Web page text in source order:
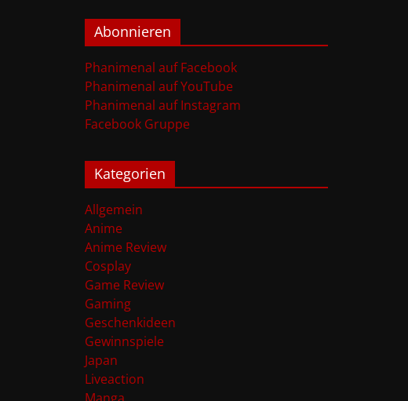
Abonnieren
Phanimenal auf Facebook
Phanimenal auf YouTube
Phanimenal auf Instagram
Facebook Gruppe
Kategorien
Allgemein
Anime
Anime Review
Cosplay
Game Review
Gaming
Geschenkideen
Gewinnspiele
Japan
Liveaction